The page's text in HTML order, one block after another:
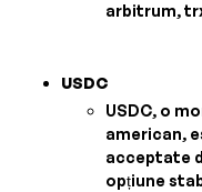
arbitrum,
USDC
USDC, o
american,
acceptate
opțiune